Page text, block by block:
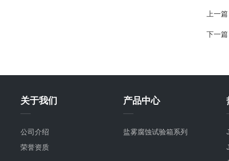
上一
下一
关于我们
公司介绍
荣誉资质
产品中心
盐雾腐蚀试验箱系列